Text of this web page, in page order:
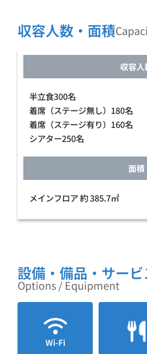
収容人数・面積
収容人
半立食300名
着席（ステージ無し）180名
着席（ステージ有り）160名
シアター250名
面積
メインフロア 約 385.7㎡
設備・備品・サービ
Options / Equipment
Wi-Fi